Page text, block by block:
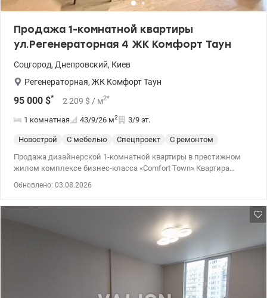
Продажа 1-комнатной квартиры
ул.Регенераторная 4 ЖК Комфорт Таун
Соцгород, Днепровский, Киев
Регенераторная, ЖК Комфорт Таун
95 000 $* 2 209 $ / м2*
1 комнатная 43/9/26 м2 3/9 эт.
Новострой С мебелью Спецпроект
С ремонтом
Продажа дизайнерской 1-комнатной квартиры в престижном
жилом комплексе бизнес-класса «Comfort Town» Квартира
посудомоечная машина, духовка с грилем, микроволновая печь,
индукционная плита и холодильник ▫️ Большой диван с
полноценным спальным местом ▫️ Светлая отдельная спальня с
двухъярусной кроватью ▫️ Отдельное рабочее место для
комфортной работы или учебы ▫️ Отдельная гардеробная и
большое зеркало в коридоре ▫️ Мебель изготовлена на заказ из
премиальных материалов ▫️ Подогрев пола Комплекс с закрытой
территорией, охраной, видеонаблюдением и современной
Обновлено: 03.08.2026